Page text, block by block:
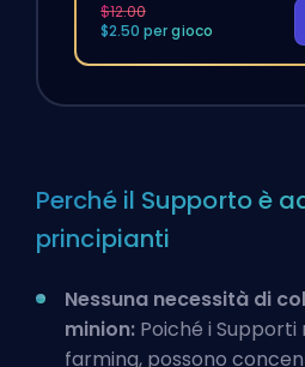
$12.00
$2.50 per gioco
Perché il Supporto è
principianti
Nessuna necessità di
minion: Poiché i
farming, possono